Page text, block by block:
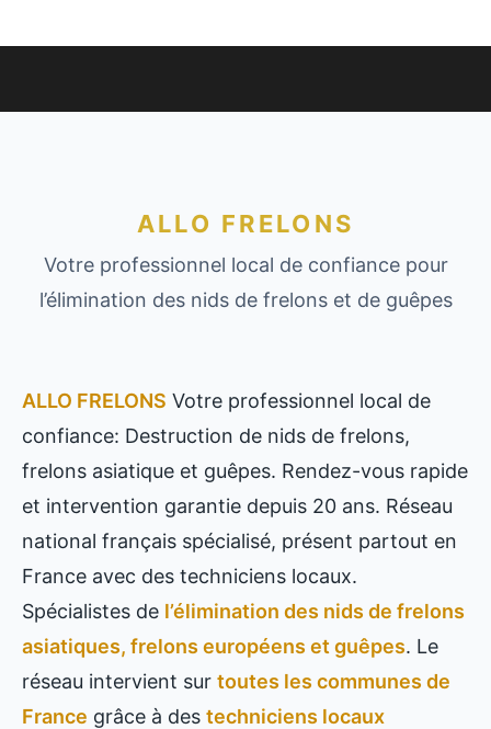
ALLO FRELONS
Votre professionnel local de confiance pour
l’élimination des nids de frelons et de guêpes
ALLO FRELONS Votre professionnel local de
confiance: Destruction de nids de frelons,
frelons asiatique et guêpes. Rendez-vous rapide
et intervention garantie depuis 20 ans. Réseau
national français spécialisé, présent partout en
France avec des techniciens locaux.
Spécialistes de l’élimination des nids de frelons
asiatiques, frelons européens et guêpes. Le
réseau intervient sur toutes les communes de
France grâce à des techniciens locaux